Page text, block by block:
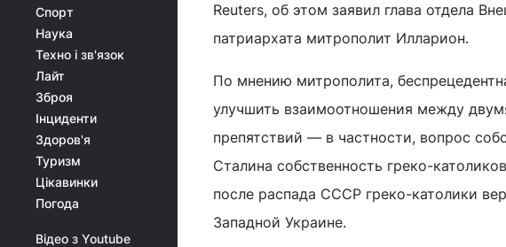
Спорт
Наука
Техно і зв'язок
Лайт
Зброя
Інциденти
Здоров'я
Туризм
Цікавинки
Погода
Відео з Youtube
Reuters, об этом заявил глава отдела
патриархата митрополит Илларион.
По мнению митрополита,
улучшить взаимоотношения между
препятствий — в частности, вопрос
Сталина собственность греко-
после распада СССР греко-католики
Западной Украине.